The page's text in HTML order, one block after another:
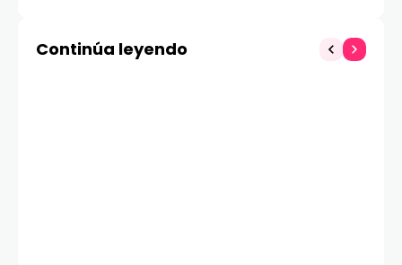
Latinoamérica
edición de 2024
Continúa leyendo